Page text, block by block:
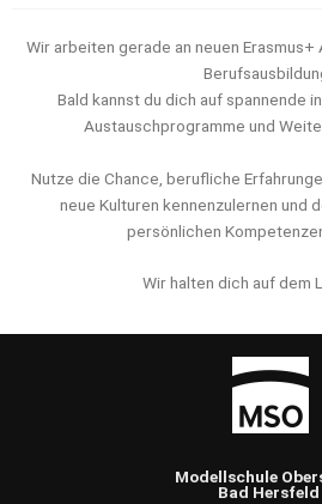
Wir arbeiten gerade an neuen
Bald kannst du dich auf spannende
Austauschprogramme und
Nutze die Chance, berufliche
neue Kulturen kennenzulernen und
persönlichen
Wir halten dich auf dem
Modellschule
Bad Hersfeld